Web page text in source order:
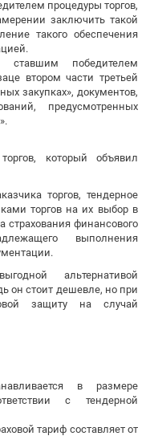
процедуры торгов,
заключить такой
такого обеспечения
ставшим победителем
втором части третьей
закупках», документов,
предусмотренных
который объявил
торгов, тендерное
торгов на их выбор в
страхования финансового
выполнения
альтернативой
он стоит дешевле, но при
защиту на случай
в размере
с тендерной
тариф составляет от